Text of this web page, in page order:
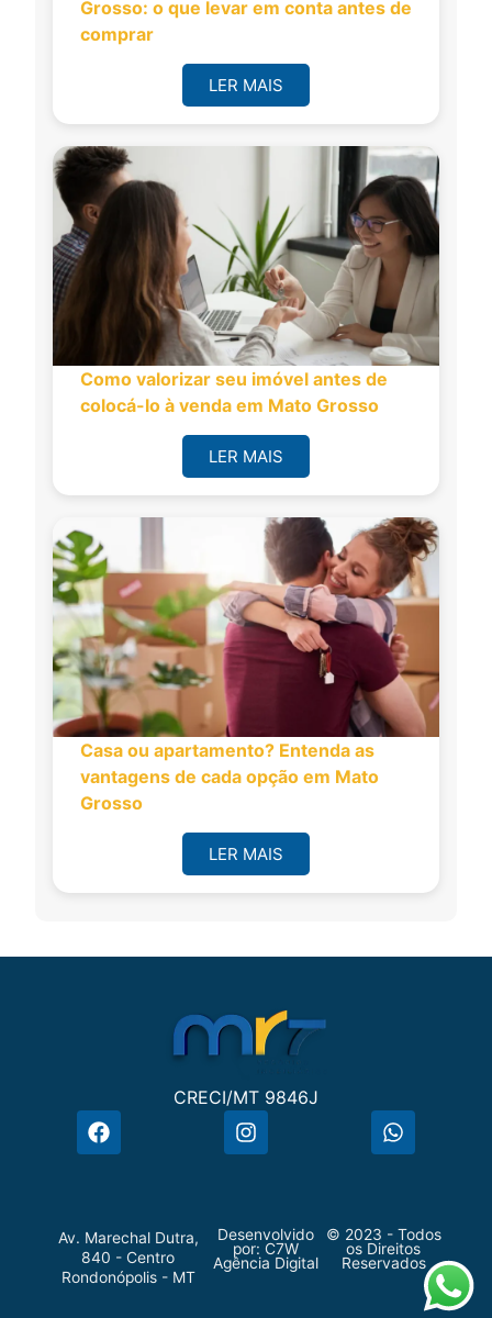
Grosso: o que levar em conta antes de
comprar
LER MAIS
Como valorizar seu imóvel antes de
colocá-lo à venda em Mato Grosso
LER MAIS
Casa ou apartamento? Entenda as
vantagens de cada opção em Mato
Grosso
LER MAIS
CRECI/MT 9846J
Av. Marechal Dutra,
840 - Centro
Rondonópolis - MT
Desenvolvido
por: C7W
Agência Digital
© 2023 - Todos
os Direitos
Reservados